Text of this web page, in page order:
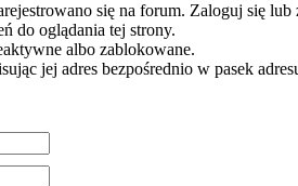
się na forum. Zaloguj się lub
do oglądania tej strony.
albo zablokowane.
jej adres bezpośrednio w pasek